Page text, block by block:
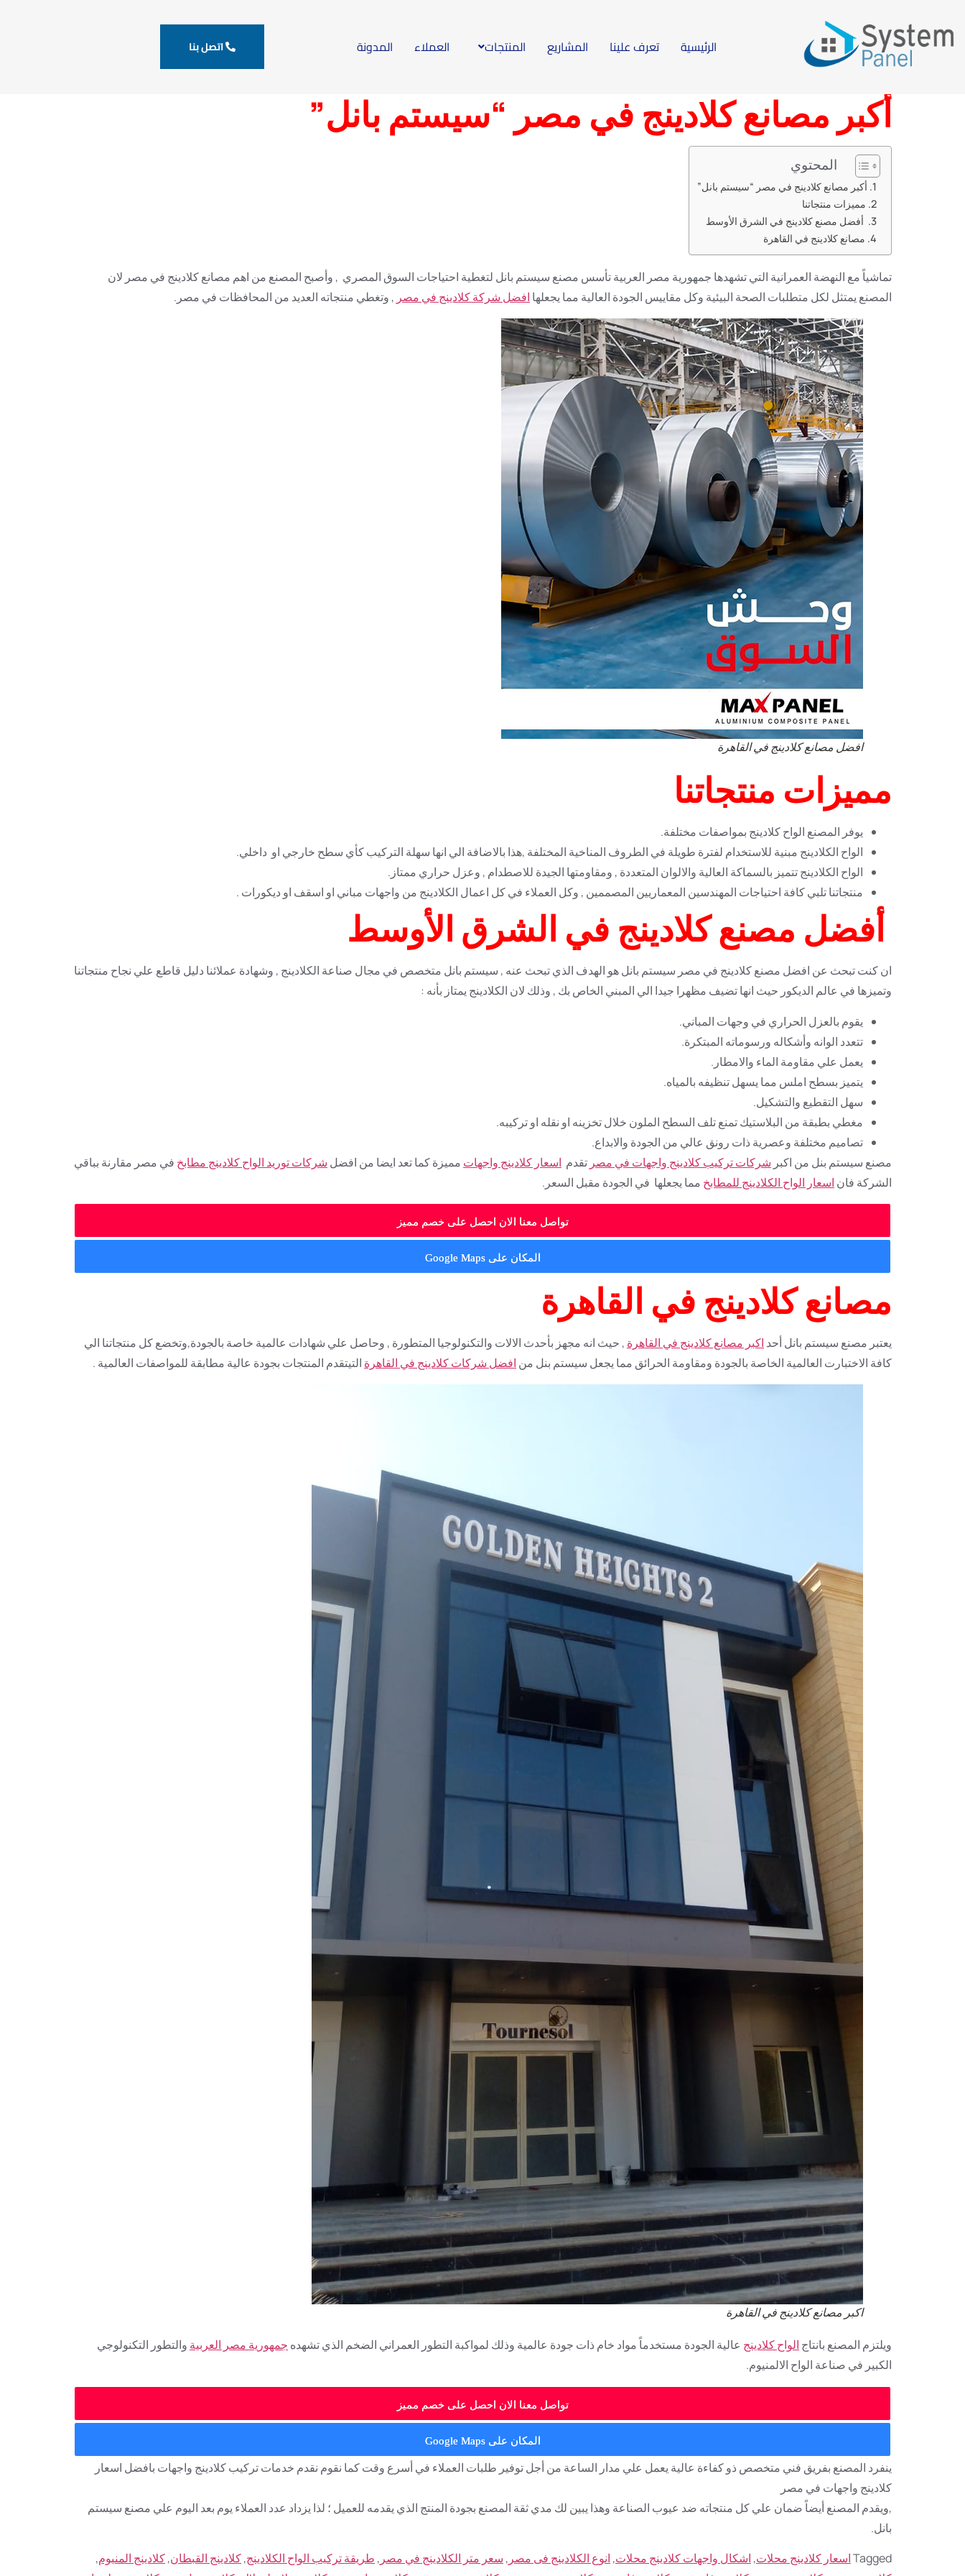
الرئيسية تعرف علينا المشاريع المنتجات العملاء المدونة اتصل بنا
هل تبحث عن اكبر مصانع كلادينج في مصر يعتبر مصنع سيستم بنل واحد من افضل مصانع كلادينج في القاهرة يقدم منتجات باعلى جودة و باسعار تنافسية يقدم مجموعة كبيرة من
أكبر مصانع كلادينج في مصر “سيستم بانل”
المحتوي
أكبر مصانع كلادينج في مصر “سيستم بانل”
مميزات منتجاتنا
أفضل مصنع كلادينج في الشرق الأوسط
مصانع كلادينج في القاهرة
تماشياً مع النهضة العمرانية التي تشهدها جمهورية مصر العربية تأسس مصنع سيستم بانل لتغطية احتياجات السوق المصري , وأصبح المصنع من اهم مصانع كلادينج في مصر لان
المصنع يمتثل لكل متطلبات الصحة البيئية وكل مقاييس الجودة العالية مما يجعلها افضل شركة كلادينج في مصر , وتغطي منتجاته العديد من المحافظات في مصر.
افضل مصانع كلادينج في القاهرة
مميزات منتجاتنا
يوفر المصنع الواح كلادينج بمواصفات مختلفة.
الواح الكلادينج مبنية للاستخدام لفترة طويلة في الطروف المناخية المختلفة ,هذا بالاضافة الي انها سهلة التركيب كأي سطح خارجي او داخلي.
الواح الكلادينج تتميز بالسماكة العالية والالوان المتعددة , ومقاومتها الجيدة للاصطدام , وعزل حراري ممتاز.
منتجاتنا تلبي كافة احتياجات المهندسين المعماريين المصممين , وكل العملاء في كل اعمال الكلادينج من واجهات مباني او اسقف او ديكورات .
أفضل مصنع كلادينج في الشرق الأوسط
ان كنت تبحث عن افضل مصنع كلادينج في مصر سيستم بانل هو الهدف الذي تبحث عنه , سيستم بانل متخصص في مجال صناعة الكلادينج , وشهادة عملائنا دليل قاطع علي نجاح منتجاتنا
وتميزها في عالم الديكور حيث انها تضيف مظهرا جيدا الي المبني الخاص بك , وذلك لان الكلادينج يمتاز بأنه :
يقوم بالعزل الحراري في وجهات المباني.
تتعدد الوانه وأشكاله ورسوماته المبتكرة.
يعمل علي مقاومة الماء والامطار.
يتميز بسطح املس مما يسهل تنظيفه بالمياه.
سهل التقطيع والتشكيل.
مغطي بطبقة من البلاستيك تمنع تلف السطح الملون خلال تخزينه او نقله او تركيبه.
تصاميم مختلفة وعصرية ذات رونق عالي من الجودة والابداع.
مصنع سيستم بنل من اكبر شركات تركيب كلادينج واجهات في مصر تقدم اسعار كلادينج واجهات مميزة كما تعد ايضا من افضل شركات توريد الواح كلادينج مطابخ في مصر مقارنة بباقي
الشركة فان اسعار الواح الكلادينج للمطابخ مما يجعلها في الجودة مقبل السعر.
تواصل معنا الان احصل على خصم مميز
المكان على Google Maps
مصانع كلادينج في القاهرة
يعتبر مصنع سيستم بانل أحد اكبر مصانع كلادينج في القاهرة , حيث انه مجهز بأحدث الالات والتكنولوجيا المتطورة , وحاصل علي شهادات عالمية خاصة بالجودة,وتخضع كل منتجاتنا الي
كافة الاختبارت العالمية الخاصة بالجودة ومقاومة الحرائق مما يجعل سيستم بنل من افضل شركات كلادينج في القاهرة التيتقدم المنتجات بجودة عالية مطابقة للمواصفات العالمية .
اكبر مصانع كلادينج في القاهرة
ويلتزم المصنع بانتاج الواح كلادينج عالية الجودة مستخدماً مواد خام ذات جودة عالمية وذلك لمواكبة التطور العمراني الضخم الذي تشهده جمهورية مصر العربية والتطور التكنولوجي
الكبير في صناعة الواح الالمنيوم.
تواصل معنا الان احصل على خصم مميز
المكان على Google Maps
ينفرد المصنع بفريق فني متخصص ذو كفاءة عالية يعمل علي مدار الساعة من أجل توفير طلبات العملاء في أسرع وقت كما نقوم نقدم خدمات تركيب كلادينج واجهات بافضل اسعار
كلادينج واجهات في مصر
,ويقدم المصنع أيضاً ضمان علي كل منتجاته ضد عيوب الصناعة وهذا يبين لك مدي ثقة المصنع بجودة المنتج الذي يقدمه للعميل ؛ لذا يزداد عدد العملاء يوم بعد اليوم علي مصنع سيستم
بانل.
Taggedاسعار كلادينج محلات, اشكال واجهات كلادينج محلات, انوع الكلادينج فى مصر , سعر متر الكلادينج في مصر , طريقة تركيب الواح الكلادينج,كلادينج القبطان,كلادينج المنيوم,